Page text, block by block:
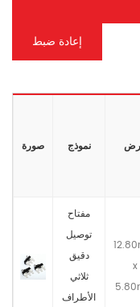
إعادة ضبط
صورة نموذج
مفتاح
توصيل
دقيق
ثلاثي
الأطراف
x